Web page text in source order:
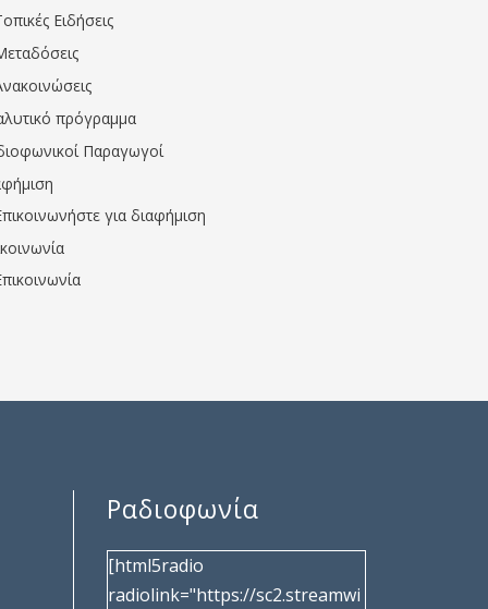
Ειδήσεις
πρόγραμμα
Παραγωγοί
για διαφήμιση
Ραδιοφωνία
[html5radio
radiolink="https://sc2.streamwi